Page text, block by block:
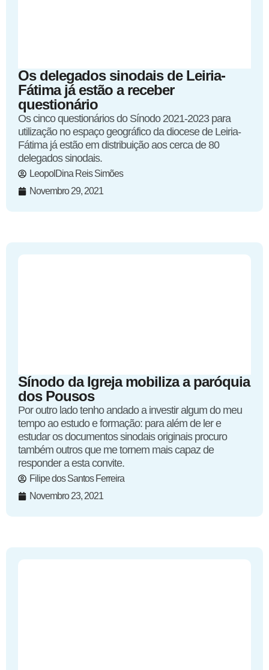
Os delegados sinodais de Leiria-
Fátima já estão a receber
questionário
Os cinco questionários do Sínodo 2021-2023 para
utilização no espaço geográfico da diocese de Leiria-
Fátima já estão em distribuição aos cerca de 80
delegados sinodais.
LeopolDina Reis Simões
Novembro 29, 2021
Sínodo da Igreja mobiliza a paróquia
dos Pousos
Por outro lado tenho andado a investir algum do meu
tempo ao estudo e formação: para além de ler e
estudar os documentos sinodais originais procuro
também outros que me tornem mais capaz de
responder a esta convite.
Filipe dos Santos Ferreira
Novembro 23, 2021